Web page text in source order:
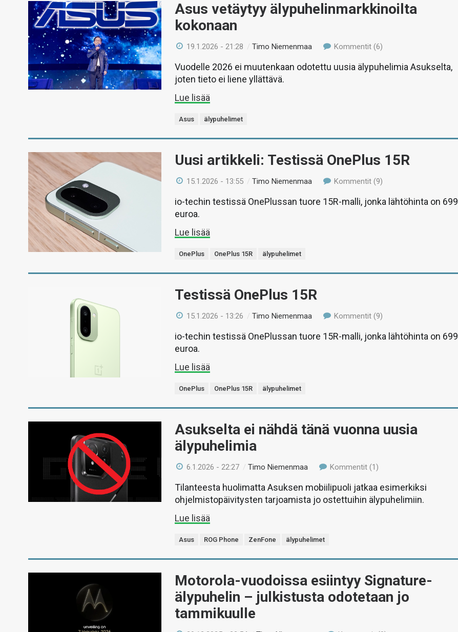
Asus vetäytyy älypuhelinmarkkinoilta
kokonaan
19.1.2026 - 21:28 /Timo Niemenmaa Kommentit (6)
Vuodelle 2026 ei muutenkaan odotettu uusia älypuhelimia Asukselta,
joten tieto ei liene yllättävä.
Lue lisää
Asus älypuhelimet
Uusi artikkeli: Testissä OnePlus 15R
15.1.2026 - 13:55 /Timo Niemenmaa Kommentit (9)
io-techin testissä OnePlussan tuore 15R-malli, jonka lähtöhinta on 699
euroa.
Lue lisää
OnePlus OnePlus 15R älypuhelimet
Testissä OnePlus 15R
15.1.2026 - 13:26 /Timo Niemenmaa Kommentit (9)
io-techin testissä OnePlussan tuore 15R-malli, jonka lähtöhinta on 699
euroa.
Lue lisää
OnePlus OnePlus 15R älypuhelimet
Asukselta ei nähdä tänä vuonna uusia
älypuhelimia
6.1.2026 - 22:27 /Timo Niemenmaa Kommentit (1)
Tilanteesta huolimatta Asuksen mobiilipuoli jatkaa esimerkiksi
ohjelmistopäivitysten tarjoamista jo ostettuihin älypuhelimiin.
Lue lisää
Asus ROG Phone ZenFone älypuhelimet
Motorola-vuodoissa esiintyy Signature-
älypuhelin – julkistusta odotetaan jo
tammikuulle